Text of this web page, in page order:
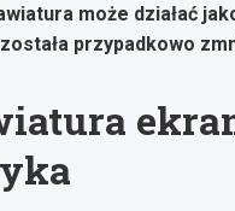
może działać
przypadkowo